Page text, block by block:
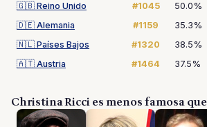
🇬🇧 Reino Unido #1045
50.0%
🇩🇪 Alemania #1159
35.3%
🇳🇱 Países Bajos #1320
38.5%
🇦🇹 Austria #1464 37.5%
Christina Ricci es menos famosa